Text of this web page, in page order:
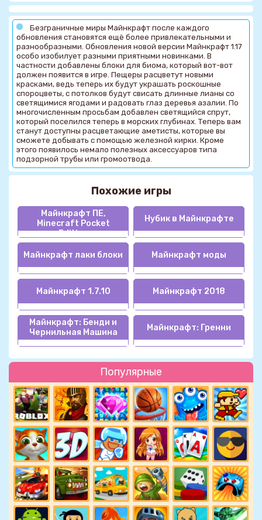
Популярные
Безграничные миры Майнкрафт после каждого
обновления становятся ещё более привлекательными и
разнообразными. Обновления новой версии Майнкрафт 1.17
особо изобилует разными приятными новинками. В
частности добавлены блоки для биома, который вот-вот
должен появится в игре. Пещеры расцветут новыми
красками, ведь теперь их будут украшать роскошные
спороцветы, с потолков будут свисать длинные лианы со
светящимися ягодами и радовать глаз деревья азалии. По
многочисленным просьбам добавлен светящийся спрут,
который поселился теперь в морских глубинах. Теперь вам
станут доступны расцветающие аметисты, которые вы
сможете добывать с помощью железной кирки. Кроме
этого появилось немало полезных аксессуаров типа
подзорной трубы или громоотвода.
Похожие игры
Майнкрафт ПЕ,
Minecraft Pocket
Edition
Нубик в Майнкрафте
Майнкрафт лаки блоки Майнкрафт моды
Майнкрафт 1.7.10 Майнкрафт 2018
Майнкрафт: Бенди и
Чернильная Машина
Майнкрафт: Гренни